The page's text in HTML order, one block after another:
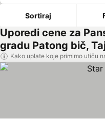
Sortiraj
Uporedi cene za
gradu Patong bič,
Kako uplate koje primimo utiču